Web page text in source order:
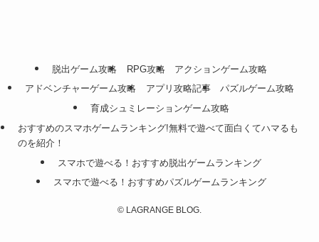
脱出ゲーム攻略 RPG攻略
アクションゲーム攻略
アドベンチャーゲーム攻略
アプリ攻略記事
パズルゲーム攻略
育成シュミレーションゲーム攻略
おすすめのスマホゲームランキング!無料で遊べて面白くてハマるも
のを紹介！
スマホで遊べる！おすすめ脱出ゲームランキング
スマホで遊べる！おすすめパズルゲームランキング
© LAGRANGE BLOG.